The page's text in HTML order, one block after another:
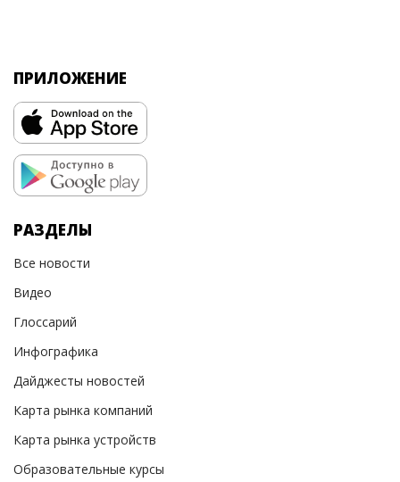
ПРИЛОЖЕНИЕ
РАЗДЕЛЫ
Все новости
Видео
Глоссарий
Инфографика
Дайджесты новостей
Карта рынка компаний
Карта рынка устройств
Образовательные курсы